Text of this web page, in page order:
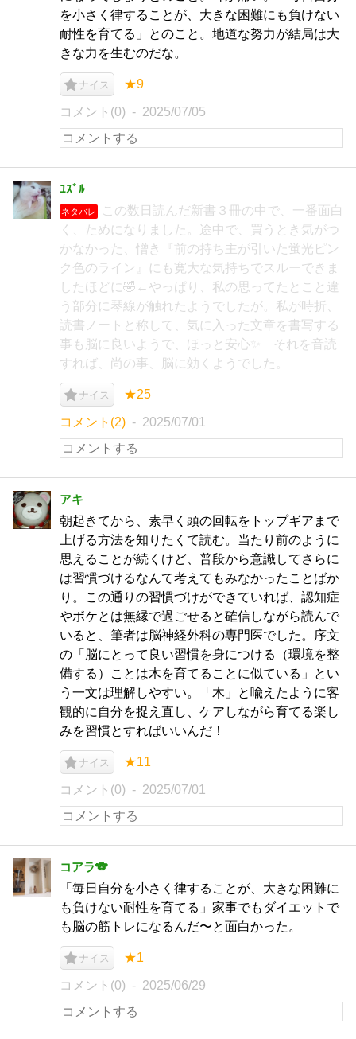
を小さく律することが、大きな困難にも負けない
耐性を育てる」とのこと。地道な努力が結局は大
きな力を生むのだな。
ナイス ★9
コメント(0) 2025/07/05
ﾕｽﾞﾙ
ネタバレ
この数日読んだ新書３冊の中で、一番面白
く、ためになりました。途中で、買うとき気がつ
かなかった、憎き『前の持ち主が引いた蛍光ピン
ク色のライン』にも寛大な気持ちでスルーできま
したほどに🤣←やっぱり、私の思ってたとこと違
う部分に琴線が触れたようでしたが。私が時折、
読書ノートと称して、気に入った文章を書写する
事も脳に良いようで、ほっと安心✨ それを音読
すれば、尚の事、脳に効くようでした。
ナイス ★25
コメント(2) 2025/07/01
アキ
朝起きてから、素早く頭の回転をトップギアまで
上げる方法を知りたくて読む。当たり前のように
思えることが続くけど、普段から意識してさらに
は習慣づけるなんて考えてもみなかったことばか
り。この通りの習慣づけができていれば、認知症
やボケとは無縁で過ごせると確信しながら読んで
いると、筆者は脳神経外科の専門医でした。序文
の「脳にとって良い習慣を身につける（環境を整
備する）ことは木を育てることに似ている」とい
う一文は理解しやすい。「木」と喩えたように客
観的に自分を捉え直し、ケアしながら育てる楽し
みを習慣とすればいいんだ！
ナイス ★11
コメント(0) 2025/07/01
コアラ🐨
「毎日自分を小さく律することが、大きな困難に
も負けない耐性を育てる」家事でもダイエットで
も脳の筋トレになるんだ〜と面白かった。
ナイス ★1
コメント(0) 2025/06/29